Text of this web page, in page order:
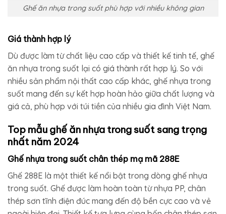
Ghế ăn nhựa trong suốt phù hợp với nhiều không gian
Giá thành hợp lý
Dù được làm từ chất liệu cao cấp và thiết kế tinh tế, ghế
ăn nhựa trong suốt lại có giá thành rất hợp lý. So với
nhiều sản phẩm nội thất cao cấp khác, ghế nhựa trong
suốt mang đến sự kết hợp hoàn hảo giữa chất lượng và
giá cả, phù hợp với túi tiền của nhiều gia đình Việt Nam.
Top mẫu ghế ăn nhựa trong suốt sang trọng
nhất năm 2024
Ghế nhựa trong suốt chân thép mạ mã 288E
Ghế 288E là một thiết kế nổi bật trong dòng ghế nhựa
trong suốt. Ghế được làm hoàn toàn từ nhựa PP, chân
thép sơn tĩnh điện đúc mang đến độ bền cực cao và vẻ